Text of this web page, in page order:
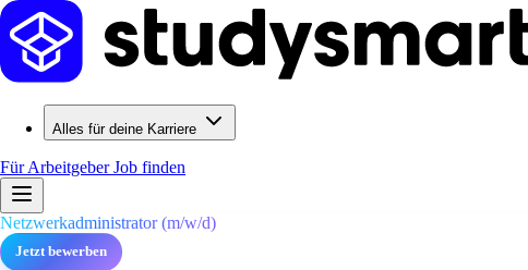
Alles für deine Karriere
Für ArbeitgeberJob finden
Netzwerkadministrator (m/w/d)
Jetzt bewerben